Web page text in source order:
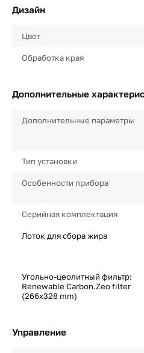
Дизайн
Цвет
Обработка края
Дополнительные
Дополнительные параметры
Тип установки
Особенности прибора
Серийная комплектация
Лоток для сбора жира
Угольно-цеолитный фильтр:
Renewable Carbon.Zeo filter
(266x328 mm)
Управление